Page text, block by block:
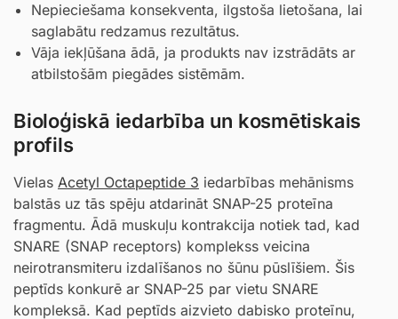
Nepieciešama konsekventa, ilgstoša lietošana, lai
saglabātu redzamus rezultātus.
Vāja iekļūšana ādā, ja produkts nav izstrādāts ar
atbilstošām piegādes sistēmām.
Bioloģiskā iedarbība un kosmētiskais
profils
Vielas Acetyl Octapeptide 3 iedarbības mehānisms
balstās uz tās spēju atdarināt SNAP-25 proteīna
fragmentu. Ādā muskuļu kontrakcija notiek tad, kad
SNARE (SNAP receptors) komplekss veicina
neirotransmiteru izdalīšanos no šūnu pūslīšiem. Šis
peptīds konkurē ar SNAP-25 par vietu SNARE
kompleksā. Kad peptīds aizvieto dabisko proteīnu,